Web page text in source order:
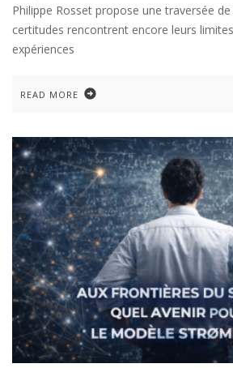
Philippe Rosset propose une traversée
certitudes rencontrent encore leurs
expériences
READ MORE